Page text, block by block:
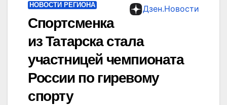
Дзен.Новости
НОВОСТИ РЕГИОНА
Спортсменка
из Татарска стала
участницей чемпионата
России по гиревому
спорту